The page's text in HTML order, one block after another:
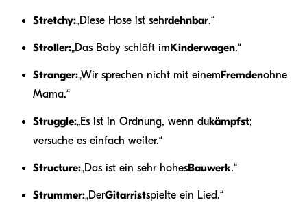
Stretchy:„Diese Hose ist sehrdehnbar.“
Stroller:„Das Baby schläft imKinderwagen.“
Stranger:„Wir sprechen nicht mit einemFremdenohne
Mama.“
Struggle:„Es ist in Ordnung, wenn dukämpfst;
versuche es einfach weiter.“
Structure:„Das ist ein sehr hohesBauwerk.“
Strummer:„DerGitarristspielte ein Lied.“